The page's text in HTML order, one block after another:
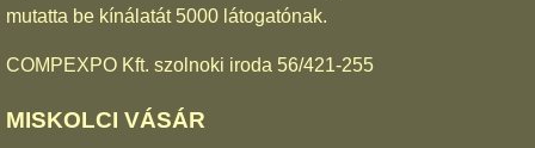
mutatta be kínálatát 5000 látogatónak.
COMPEXPO Kft. szolnoki iroda 56/421-255
MISKOLCI VÁSÁR